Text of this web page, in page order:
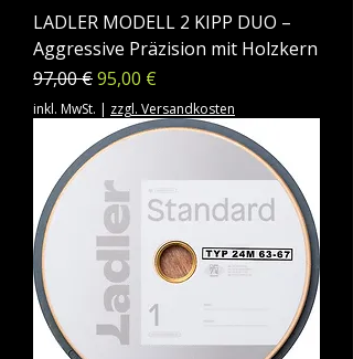
LADLER MODELL 2 KIPP DUO –
Aggressive Präzision mit Holzkern
Standardpreis
97,00 €Sale-Preis
95,00 €
inkl. MwSt. zzgl. Versandkosten